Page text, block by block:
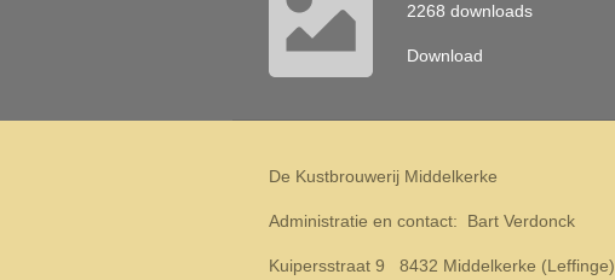
2268 downloads
Download
De Kustbrouwerij Middelkerke
Administratie en contact: Bart Verdonck
Kuipersstraat 9 8432 Middelkerke (Leffinge)